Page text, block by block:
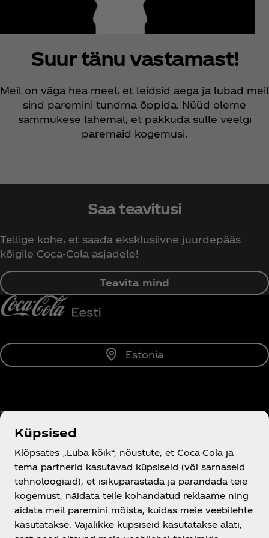
Suur tänu vastamast!
Meil on väga hea meel, et leidsid aega ja lubad meil
sind paremini tundma õppida. Nüüd oleme
sammukese lähemal, et pakkuda sulle veelgi
paremaid kogemusi.
Saa teavitusi
Tellige kohe, et saada eksklusiivne juurdepääs
kõigile Coca‑Cola asjadele!
Teavita mind
Estonia
Tutvustus
Vajad abi?
Küpsised
Klõpsates „Luba kõik“, nõustute, et Coca-Cola ja
tema partnerid kasutavad küpsiseid (või sarnaseid
tehnoloogiaid), et isikupärastada ja parandada teie
kogemust, näidata teile kohandatud reklaame ning
aidata meil paremini mõista, kuidas meie veebilehte
kasutatakse. Vajalikke küpsiseid kasutatakse alati,